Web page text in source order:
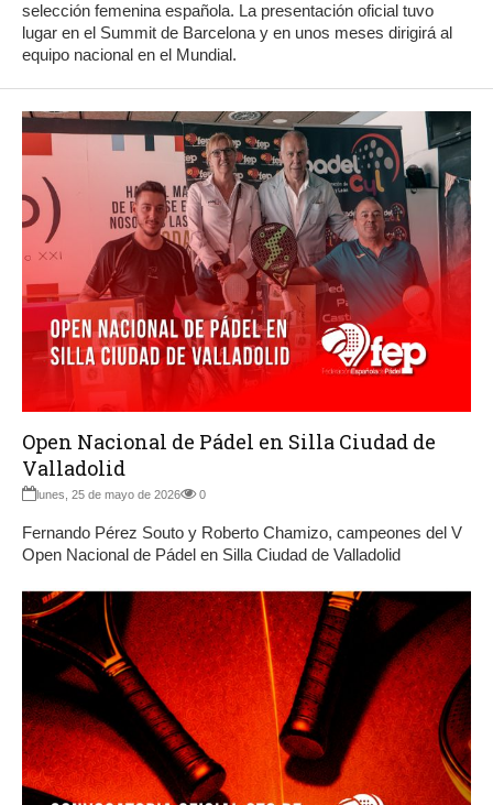
selección femenina española. La presentación oficial tuvo
lugar en el Summit de Barcelona y en unos meses dirigirá al
equipo nacional en el Mundial.
Open Nacional de Pádel en Silla Ciudad de
Valladolid
lunes, 25 de mayo de 2026 0
Fernando Pérez Souto y Roberto Chamizo, campeones del V
Open Nacional de Pádel en Silla Ciudad de Valladolid